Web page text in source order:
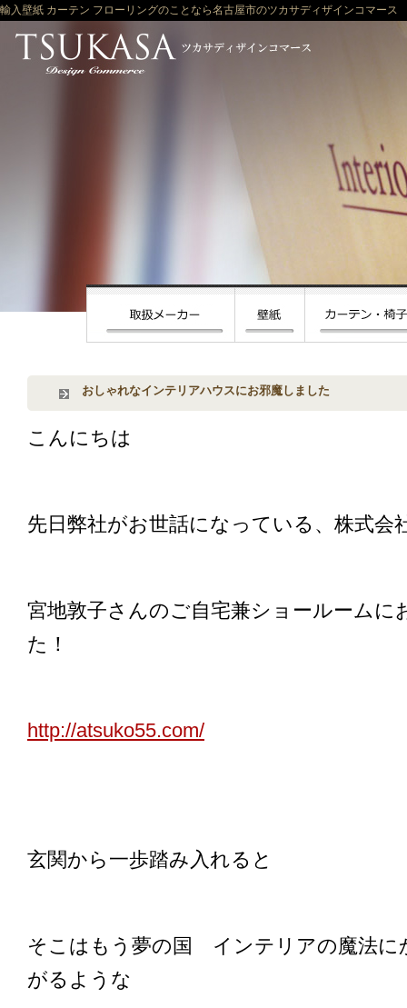
輸入壁紙 カーテン フローリングのことなら名古屋市のツカサディザインコマース
おしゃれなインテリアハウスにお邪魔しました
こんにちは
先日弊社がお世話になっている、株式会
宮地敦子さんのご自宅兼ショールームに
た！
http://atsuko55.com/
玄関から一歩踏み入れると
そこはもう夢の国 インテリアの魔法
がるような